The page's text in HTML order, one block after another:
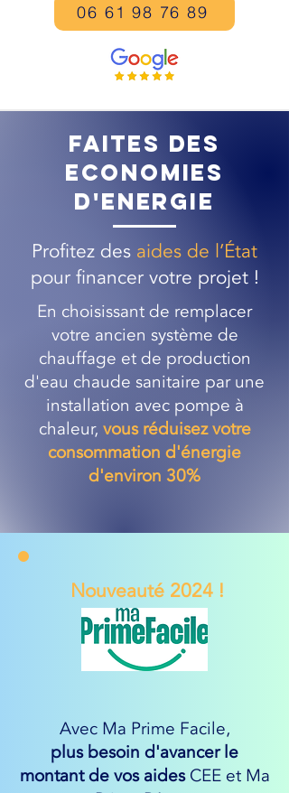
06 61 98 76 89
FAITES DES
ECONOMIES
D'ENERGIE
Profitez des aides de l’État
pour financer votre projet !
En choisissant de remplacer
votre ancien système de
chauffage et de production
d'eau chaude sanitaire par une
installation avec pompe à
chaleur, vous réduisez votre
consommation d'énergie
d'environ 30%
Nouveauté 2024 !
Avec Ma Prime Facile,
plus besoin d'avancer le
montant de vos aidesCEE et Ma